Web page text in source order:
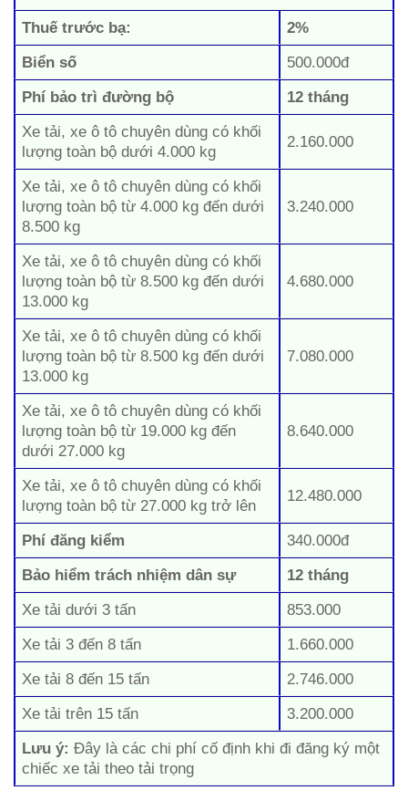
Thuế trước bạ:
2%
Biển số
500.000đ
Phí bảo trì đường bộ
12 tháng
Xe tải, xe ô tô chuyên dùng có khối
lượng toàn bộ dưới 4.000 kg
2.160.000
Xe tải, xe ô tô chuyên dùng có khối
lượng toàn bộ từ 4.000 kg đến dưới
8.500 kg
3.240.000
Xe tải, xe ô tô chuyên dùng có khối
lượng toàn bộ từ 8.500 kg đến dưới
13.000 kg
4.680.000
Xe tải, xe ô tô chuyên dùng có khối
lượng toàn bộ từ 8.500 kg đến dưới
13.000 kg
7.080.000
Xe tải, xe ô tô chuyên dùng có khối
lượng toàn bộ từ 19.000 kg đến
dưới 27.000 kg
8.640.000
Xe tải, xe ô tô chuyên dùng có khối
lượng toàn bộ từ 27.000 kg trở lên
12.480.000
Phí đăng kiểm
340.000đ
Bảo hiểm trách nhiệm dân sự
12 tháng
Xe tải dưới 3 tấn
853.000
Xe tải 3 đến 8 tấn
1.660.000
Xe tải 8 đến 15 tấn
2.746.000
Xe tải trên 15 tấn
3.200.000
Lưu ý:Đây là các chi phí cố định khi đi đăng ký một
chiếc xe tải theo tải trọng